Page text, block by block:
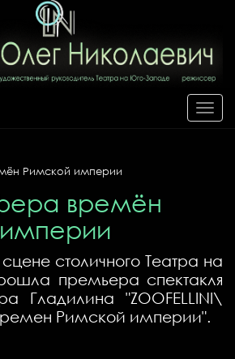
Римской империи
времён
столичного Театра на
премьера спектакля
Гладилина "ZOOFELLINI\
Римской империи".